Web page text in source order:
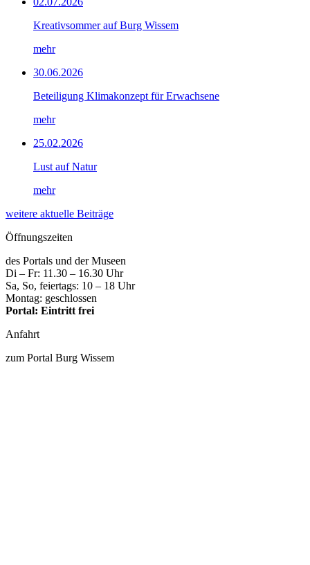
Kreativsommer auf Burg Wissem
mehr
30.06.2026
Beteiligung Klimakonzept für Erwachsene
mehr
25.02.2026
Lust auf Natur
mehr
weitere aktuelle Beiträge
Öffnungszeiten
des Portals und der Museen
Di – Fr: 11.30 – 16.30 Uhr
Sa, So, feiertags: 10 – 18 Uhr
Montag: geschlossen
Portal: Eintritt frei
Anfahrt
zum Portal Burg Wissem